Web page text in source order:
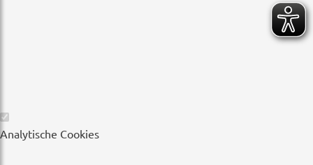
Wesentliche
Cookies
Analytische Cookies